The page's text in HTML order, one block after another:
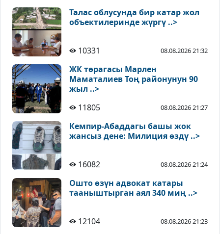
Талас облусунда бир катар жол
объектилеринде жүргү ..>
10331 08.08.2026 21:32
ЖК төрагасы Марлен
Маматалиев Тоң районунун 90
жыл ..>
11805
08.08.2026 21:27
Кемпир-Абаддагы башы жок
жансыз дене: Милиция өздү ..>
16082 08.08.2026 21:24
Ошто өзүн адвокат катары
тааныштырган аял 340 миң ..>
12104 08.08.2026 21:23